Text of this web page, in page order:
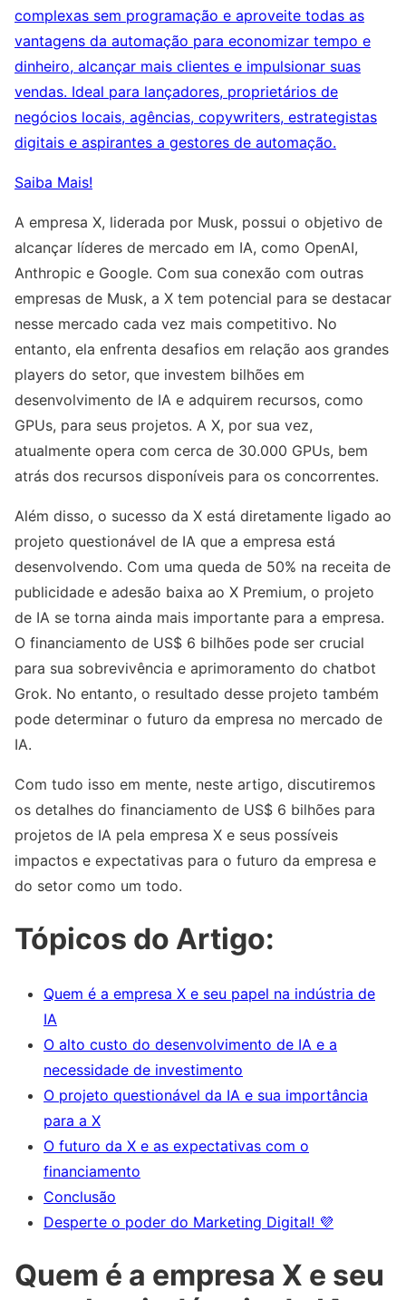
complexas sem programação e aproveite todas as
vantagens da automação para economizar tempo e
dinheiro, alcançar mais clientes e impulsionar suas
vendas. Ideal para lançadores, proprietários de
negócios locais, agências, copywriters, estrategistas
digitais e aspirantes a gestores de automação.
Saiba Mais!
A empresa X, liderada por Musk, possui o objetivo de
alcançar líderes de mercado em IA, como OpenAI,
Anthropic e Google. Com sua conexão com outras
empresas de Musk, a X tem potencial para se destacar
nesse mercado cada vez mais competitivo. No
entanto, ela enfrenta desafios em relação aos grandes
players do setor, que investem bilhões em
desenvolvimento de IA e adquirem recursos, como
GPUs, para seus projetos. A X, por sua vez,
atualmente opera com cerca de 30.000 GPUs, bem
atrás dos recursos disponíveis para os concorrentes.
Além disso, o sucesso da X está diretamente ligado ao
projeto questionável de IA que a empresa está
desenvolvendo. Com uma queda de 50% na receita de
publicidade e adesão baixa ao X Premium, o projeto
de IA se torna ainda mais importante para a empresa.
O financiamento de US$ 6 bilhões pode ser crucial
para sua sobrevivência e aprimoramento do chatbot
Grok. No entanto, o resultado desse projeto também
pode determinar o futuro da empresa no mercado de
IA.
Com tudo isso em mente, neste artigo, discutiremos
os detalhes do financiamento de US$ 6 bilhões para
projetos de IA pela empresa X e seus possíveis
impactos e expectativas para o futuro da empresa e
do setor como um todo.
Tópicos do Artigo:
Quem é a empresa X e seu papel na indústria de
IA
O alto custo do desenvolvimento de IA e a
necessidade de investimento
O projeto questionável da IA e sua importância
para a X
O futuro da X e as expectativas com o
financiamento
Conclusão
Desperte o poder do Marketing Digital! 💜
Quem é a empresa X e seu